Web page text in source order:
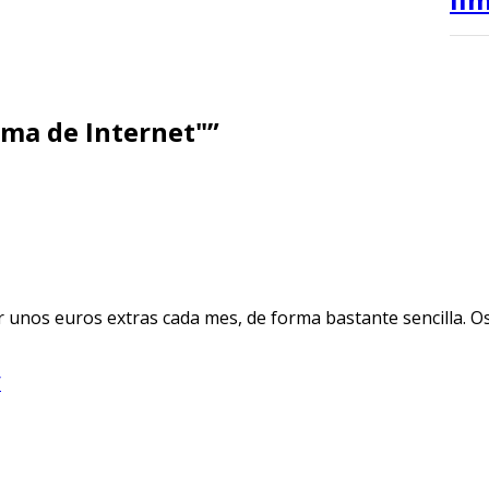
de Internet"”
euros extras cada mes, de forma bastante sencilla.